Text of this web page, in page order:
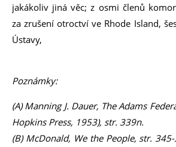
jakákoliv jiná věc; z osmi členů
za zrušení otroctví ve Rhode Island,
Ústavy,
Poznámky:
(A) Manning J. Dauer, The Adams
Hopkins Press, 1953), str. 339n.
(B) McDonald, We the People, str.